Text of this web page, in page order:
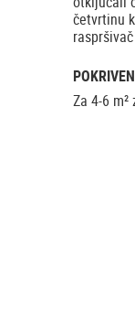
četvrtinu
Za 4-6